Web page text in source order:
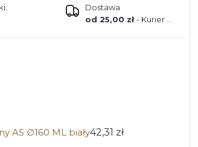
Dostawa
od 25,00 zł- Kurier DPD
AS ∅160 ML biały42,31 zł